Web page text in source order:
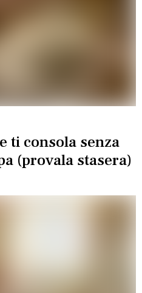
ti consola senza
(provala stasera)